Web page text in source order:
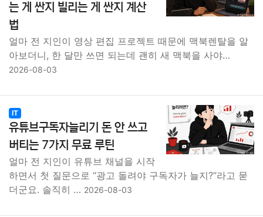
는 게 싼지 빌리는 게 싼지 계산
법
얼마 전 지인이 영상 편집 프로젝트 때문에 맥북렌탈을 알
아보더니, 한 달만 쓰면 되는데 괜히 새 맥북을 사야…
2026-08-03
IT
유튜브구독자늘리기 돈 안 쓰고
버티는 7가지 무료 루틴
얼마 전 지인이 유튜브 채널을 시작
하면서 첫 질문으로 “광고 돌려야 구독자가 늘지?”라고 묻
더군요. 솔직히 … 2026-08-03